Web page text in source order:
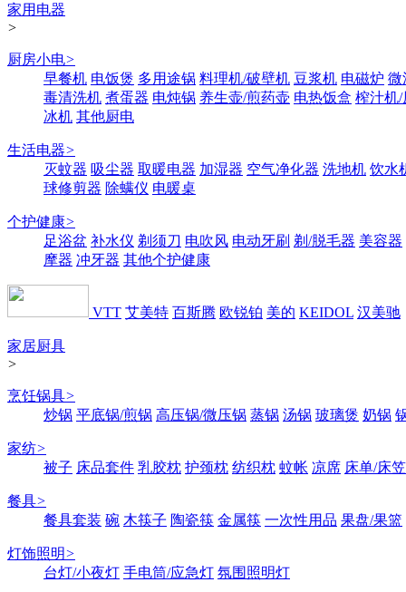
家用电器
>
厨房小电>
早餐机 电饭煲 多用途锅 料理机/破壁机 豆浆机 电磁炉 微
毒清洗机 煮蛋器 电炖锅 养生壶/煎药壶 电热饭盒 榨汁机/
冰机 其他厨电
生活电器>
灭蚊器 吸尘器 取暖电器 加湿器 空气净化器 洗地机 饮水
球修剪器 除螨仪 电暖桌
个护健康>
足浴盆 补水仪 剃须刀 电吹风 电动牙刷 剃/脱毛器 美容器
摩器 冲牙器 其他个护健康
VTT 艾美特 百斯腾 欧锐铂 美的 KEIDOL 汉美驰
家居厨具
>
烹饪锅具>
炒锅 平底锅/煎锅 高压锅/微压锅 蒸锅 汤锅 玻璃煲 奶锅
家纺>
被子 床品套件 乳胶枕 护颈枕 纺织枕 蚊帐 凉席 床单/床笠
餐具>
餐具套装 碗 木筷子 陶瓷筷 金属筷 一次性用品 果盘/果篮
灯饰照明>
台灯/小夜灯 手电筒/应急灯 氛围照明灯